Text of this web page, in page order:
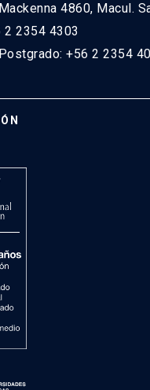
4860, Macul.
2 2354 4303
+56 2 2354